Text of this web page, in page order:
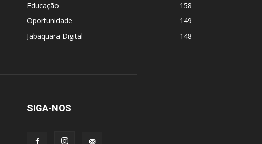
Educação
158
Oportunidade
149
Jabaquara Digital
148
SIGA-NOS